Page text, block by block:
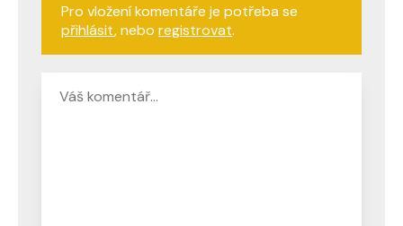
Pro vložení komentáře je potřeba se
přihlásit, nebo registrovat.